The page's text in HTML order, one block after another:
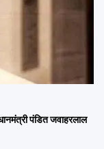
पंडित जवाहरलाल